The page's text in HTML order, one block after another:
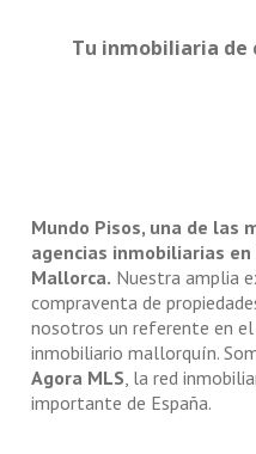
Tu inmobiliaria de
Mundo Pisos, una de las
agencias inmobiliarias en
Mallorca. Nuestra amplia
compraventa de
nosotros un referente en
inmobiliario mallorquín.
Agora MLS, la red
importante de España.